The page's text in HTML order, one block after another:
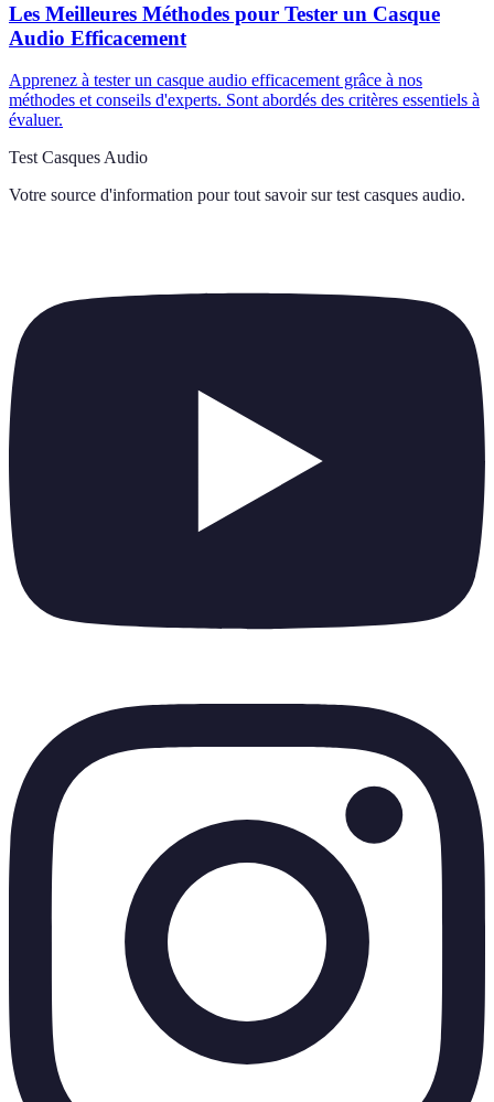
Les Meilleures Méthodes pour Tester un Casque
Audio Efficacement
Apprenez à tester un casque audio efficacement grâce à nos
méthodes et conseils d'experts. Sont abordés des critères essentiels à
évaluer.
Test Casques Audio
Votre source d'information pour tout savoir sur test casques audio.